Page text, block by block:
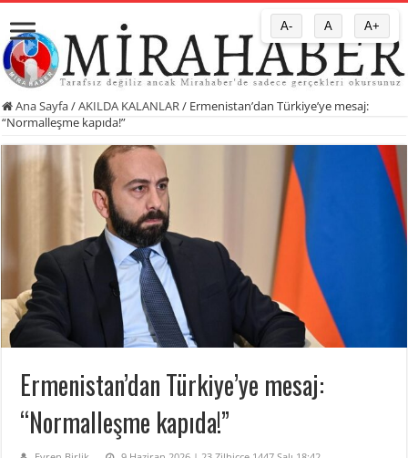
Ana Sayfa/AKILDA KALANLAR / Ermenistan’dan Türkiye’ye mesaj:
“Normalleşme kapıda!”
Ermenistan’dan Türkiye’ye mesaj:
“Normalleşme kapıda!”
A- A A+